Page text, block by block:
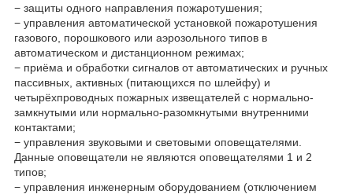
− защиты одного направления пожаротушения;
− управления автоматической установкой пожаротушения
газового, порошкового или аэрозольного типов в
автоматическом и дистанционном режимах;
− приёма и обработки сигналов от автоматических и ручных
пассивных, активных (питающихся по шлейфу) и
четырёхпроводных пожарных извещателей с нормально-
замкнутыми или нормально-разомкнутыми внутренними
контактами;
− управления звуковыми и световыми оповещателями.
Данные оповещатели не являются оповещателями 1 и 2
типов;
− управления инженерным оборудованием (отключением